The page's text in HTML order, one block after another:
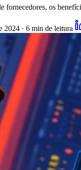
os
2024 · 6 min de leitura